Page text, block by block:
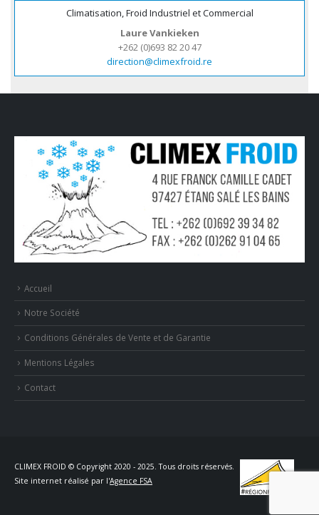
Climatisation, Froid Industriel et Commercial
Laure Vankieken
+262 (0)693 82 20 47
direction@climexfroid.re
Accueil
Notre Société
Conditions Générales de Vente et de Garantie
Mentions Légales
Contact
CLIMEX FROID © Copyright 2020 - 2025. Tous droits réservés.
Site internet réalisé par l'Agence FSA